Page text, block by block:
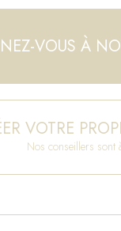
VOUS À
VOTRE
Nos conseillers sont